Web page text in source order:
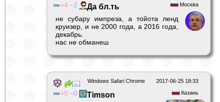
Москва
4 2 Да бл.ть
не субару импреза, а тойота ленд
круизер, и не 2000 года, а 2016 года,
декабрь.
нас не обманеш
2017-06-25 18:33
Windows Safari Chrome
Казань
0 0 Timson